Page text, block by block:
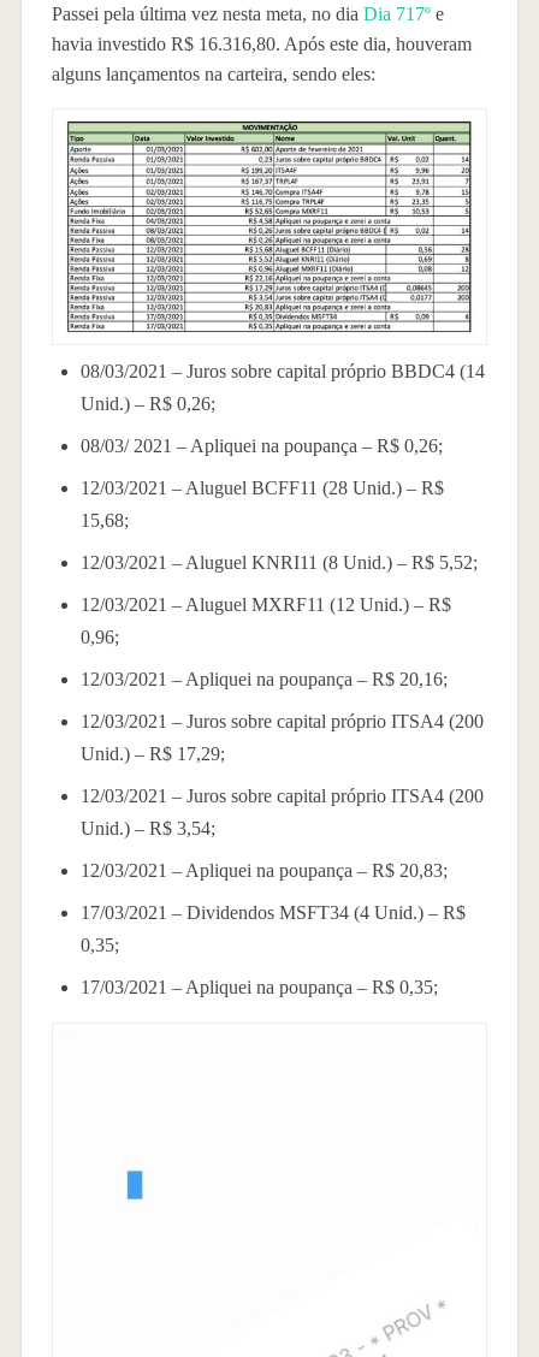
Passei pela última vez nesta meta, no dia Dia 717ºe
havia investido R$ 16.316,80. Após este dia, houveram
alguns lançamentos na carteira, sendo eles:
08/03/2021 – Juros sobre capital próprio BBDC4 (14
Unid.) – R$ 0,26;
08/03/ 2021 – Apliquei na poupança – R$ 0,26;
12/03/2021 – Aluguel BCFF11 (28 Unid.) – R$
15,68;
12/03/2021 – Aluguel KNRI11 (8 Unid.) – R$ 5,52;
12/03/2021 – Aluguel MXRF11 (12 Unid.) – R$
0,96;
12/03/2021 – Apliquei na poupança – R$ 20,16;
12/03/2021 – Juros sobre capital próprio ITSA4 (200
Unid.) – R$ 17,29;
12/03/2021 – Juros sobre capital próprio ITSA4 (200
Unid.) – R$ 3,54;
12/03/2021 – Apliquei na poupança – R$ 20,83;
17/03/2021 – Dividendos MSFT34 (4 Unid.) – R$
0,35;
17/03/2021 – Apliquei na poupança – R$ 0,35;